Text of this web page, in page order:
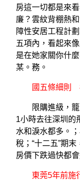
房這一切都是來
廉？雲紋背棚熱
障性安居工程計
五項內，看起來
是在她家關你什
某。務。
國五條細則
限購進級，籠
1小時去往深圳的
水和淚水都多。
稅；“十二五”期
房價下跌過快都
東莞5年前施